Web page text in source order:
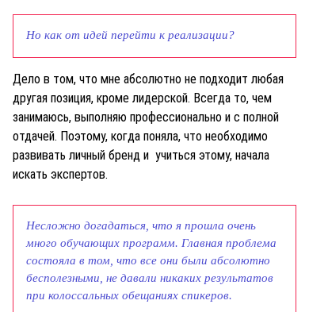
Но как от идей перейти к реализации?
Дело в том, что мне абсолютно не подходит любая
другая позиция, кроме лидерской. Всегда то, чем
занимаюсь, выполняю профессионально и с полной
отдачей. Поэтому, когда поняла, что необходимо
развивать личный бренд и учиться этому, начала
искать экспертов.
Несложно догадаться, что я прошла очень
много обучающих программ. Главная проблема
состояла в том, что все они были абсолютно
бесполезными, не давали никаких результатов
при колоссальных обещаниях спикеров.